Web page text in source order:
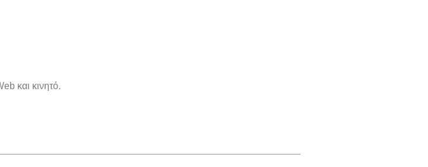
και κινητό.